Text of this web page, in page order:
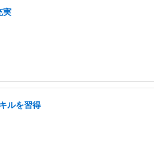
実
ルを習得